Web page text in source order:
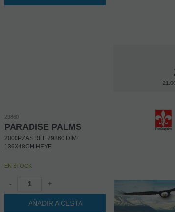
29860
PARADISE PALMS
2000PZAS REF:29860 DIM:
136X48CM HEYE
EN STOCK
- +
AÑADIR A CESTA